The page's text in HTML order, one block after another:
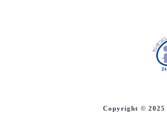
Copyright © 2025